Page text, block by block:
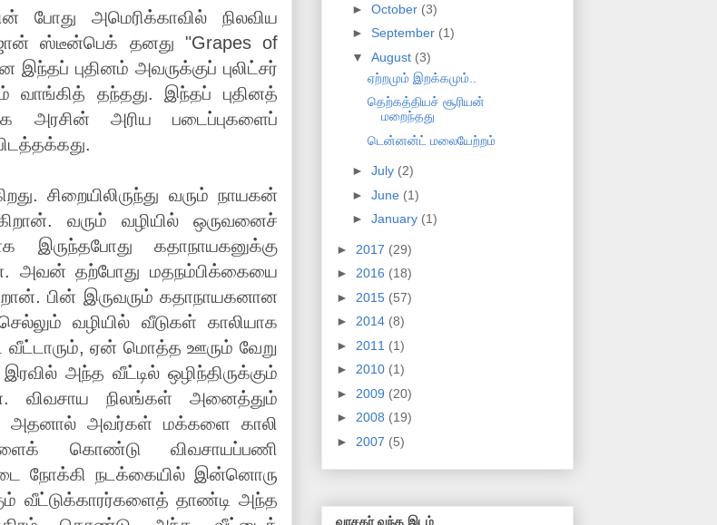
போது அமெரிக்காவில் நிலவிய
ஜான் ஸ்டீன்பெக் தனது "Grapes of
புதினம் அவருக்குப் புலிட்சர்
வாங்கித் தந்தது. இந்தப் புதினத்
அரசின் அரிய படைப்புகளைப்
சிறையிலிருந்து வரும் நாயகன்
வரும் வழியில் ஒருவனைச்
கதாநாயகனுக்கு
அவன் தற்போது மதநம்பிக்கையை
பின் இருவரும் கதாநாயகனான
வழியில் வீடுகள் காலியாக
ஏன் மொத்த ஊரும் வேறு
அந்த வீட்டில் ஒழிந்திருக்கும்
விவசாய நிலங்கள் அனைத்தும்
அதனால் அவர்கள் மக்களை காலி
கொண்டு விவசாயப்பணி
நோக்கி நடக்கையில் இன்னொரு
வீட்டுக்காரர்களைத் தாண்டி அந்த
► October (3)
► September (1)
▼ August (3)
ஏற்றமும் இறக்கமும்..
தெற்கத்தியச் சூரியன்
மறைந்தது
டென்னன்ட் மலையேற்றம்
► July (2)
► June (1)
► January (1)
► 2017 (29)
► 2016 (18)
► 2015 (57)
► 2014 (8)
► 2011 (1)
► 2010 (1)
► 2009 (20)
► 2008 (19)
► 2007 (5)
வாசகர் வந்த இடம்